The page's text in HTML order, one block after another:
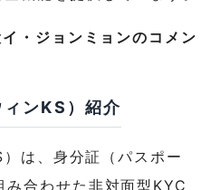
・ジョンミョンのコメン
ンKS）紹介
は、身分証（パスポー
み合わせた非対面型KYC